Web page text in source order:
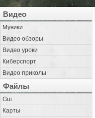
Видео
Мувики
Видео обзоры
Видео уроки
Киберспорт
Видео приколы
Файлы
Gui
Карты